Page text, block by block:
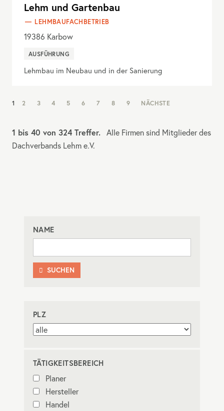
Lehm und Gartenbau
LEHMBAUFACHBETRIEB
19386 Karbow
AUSFÜHRUNG
Lehmbau im Neubau und in der Sanierung
NAV:
1 2 3 4 5 6 7 8 9 NÄCHSTE
1 bis 40 von 324 Treffer. Alle Firmen sind Mitglieder des
Dachverbands Lehm e.V.
NAME
 SUCHEN
PLZ
TÄTIGKEITSBEREICH
Planer
Hersteller
Handel